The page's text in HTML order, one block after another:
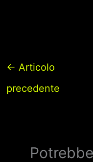
← Articolo
precedente